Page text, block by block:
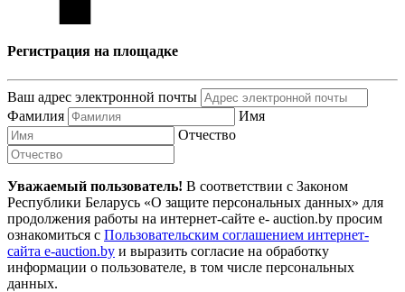
Регистрация на площадке
Ваш адрес электронной почты
Фамилия
Имя
Отчество
Уважаемый пользователь! В соответствии с Законом
Республики Беларусь «О защите персональных данных» для
продолжения работы на интернет-сайте e- auction.by просим
ознакомиться с Пользовательским соглашением интернет-
сайта e-auction.by и выразить согласие на обработку
информации о пользователе, в том числе персональных
данных.